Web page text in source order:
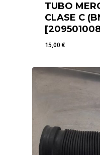
TUBO
CLASE C
15,00€